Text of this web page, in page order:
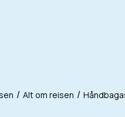
Alt om reisen